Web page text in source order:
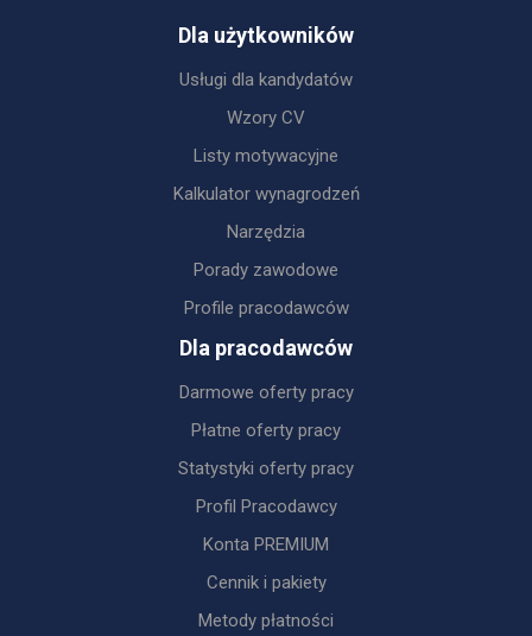
Dla użytkowników
Usługi dla kandydatów
Wzory CV
Listy motywacyjne
Kalkulator wynagrodzeń
Narzędzia
Porady zawodowe
Profile pracodawców
Dla pracodawców
Darmowe oferty pracy
Płatne oferty pracy
Statystyki oferty pracy
Profil Pracodawcy
Konta PREMIUM
Cennik i pakiety
Metody płatności